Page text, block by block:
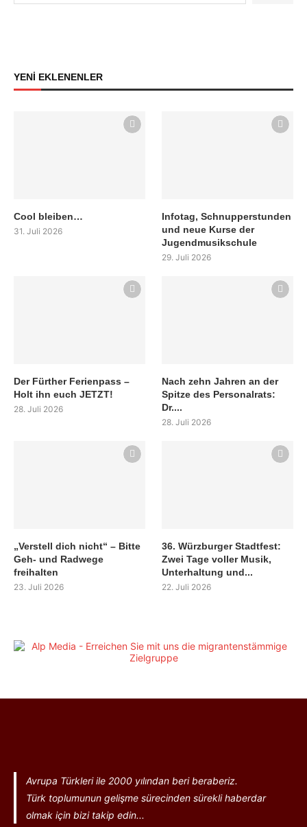
YENİ EKLENENLER
Cool bleiben…
31. Juli 2026
Infotag, Schnupperstunden
und neue Kurse der
Jugendmusikschule
29. Juli 2026
Der Fürther Ferienpass –
Holt ihn euch JETZT!
28. Juli 2026
Nach zehn Jahren an der
Spitze des Personalrats:
Dr....
28. Juli 2026
„Verstell dich nicht“ – Bitte
Geh- und Radwege
freihalten
23. Juli 2026
36. Würzburger Stadtfest:
Zwei Tage voller Musik,
Unterhaltung und...
22. Juli 2026
Avrupa Türkleri ile 2000 yılından beri beraberiz.
Türk toplumunun gelişme sürecinden sürekli haberdar
olmak için bizi takip edin...